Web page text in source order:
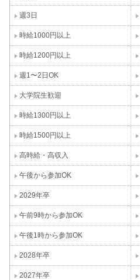
週3日
時給1000円以上
時給1200円以上
週1〜2日OK
大学院生歓迎
時給1300円以上
時給1500円以上
高時給・高収入
午後から参加OK
2029年卒
午前9時から参加OK
午後1時から参加OK
2028年卒
2027年卒